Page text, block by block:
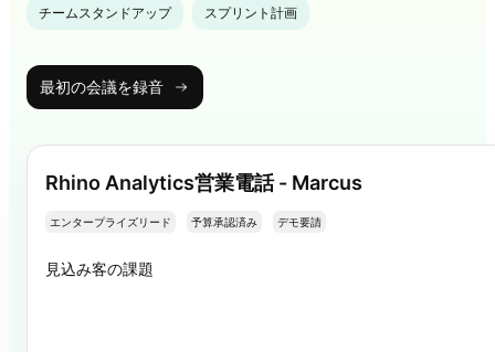
チームスタンドアップ スプリント計画
最初の会議を録音
Rhino Analytics営業電話 - Marcus
エンタープライズリード 予算承認済み デモ要請
見込み客の課題